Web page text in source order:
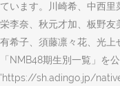
ています。川崎希、中西里
栄李奈、秋元才加、板野
有希子、須藤凛々花、光上
「NMB48期生別一覧」を
'https://sh.adingo.jp/